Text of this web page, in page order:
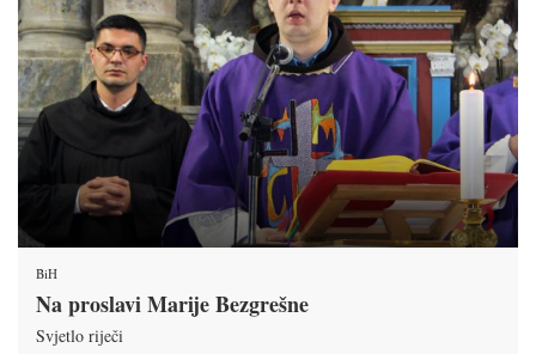
BiH
Na proslavi Marije Bezgrešne
Svjetlo riječi